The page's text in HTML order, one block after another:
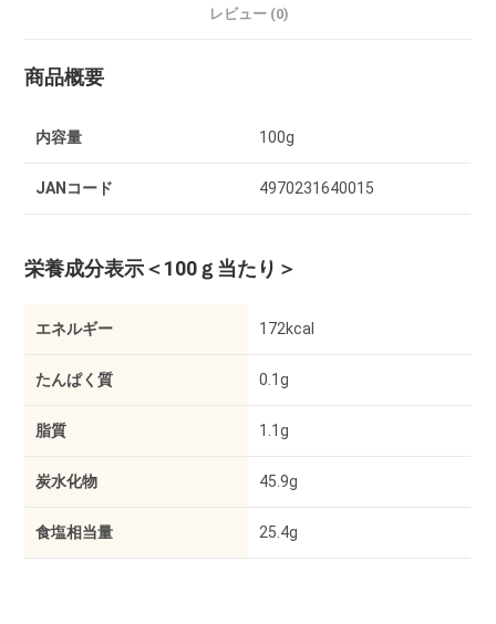
レビュー (0)
商品概要
内容量 100g
JANコード 4970231640015
栄養成分表示＜100ｇ当たり＞
エネルギー 172kcal
たんぱく質 0.1g
脂質 1.1g
炭水化物 45.9g
食塩相当量 25.4g